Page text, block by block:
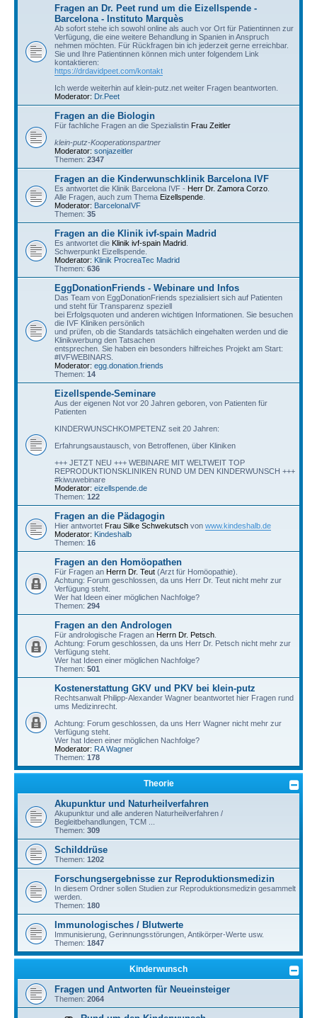
Fragen an Dr. Peet rund um die Eizellspende -
Barcelona - Instituto Marquès
Ab sofort stehe ich sowohl online als auch vor Ort für Patientinnen zur
Verfügung, die eine weitere Behandlung in Spanien in Anspruch
nehmen möchten. Für Rückfragen bin ich jederzeit gerne erreichbar.
Sie und Ihre Patientinnen können mich unter folgendem Link
kontaktieren:
https://drdavidpeet.com/kontakt
Ich werde weiterhin auf klein-putz.net weiter Fragen beantworten.
Moderator: Dr.Peet
Fragen an die Biologin
Für fachliche Fragen an die Spezialistin Frau Zeitler
klein-putz-Kooperationspartner
Moderator: sonjazeitler
Themen: 2347
Fragen an die Kinderwunschklinik Barcelona IVF
Es antwortet die Klinik Barcelona IVF - Herr Dr. Zamora Corzo
Alle Fragen, auch zum Thema Eizellspende
Moderator: BarcelonaIVF
Themen: 35
Fragen an die Klinik ivf-spain Madrid
Es antwortet die Klinik ivf-spain Madrid
Schwerpunkt Eizellspende.
Moderator: Klinik ProcreaTec Madrid
Themen: 636
EggDonationFriends - Webinare und Infos
Das Team von EggDonationFriends spezialisiert sich auf Patienten
und steht für Transparenz speziell
bei Erfolgsquoten und anderen wichtigen Informationen. Sie besuchen
die IVF Kliniken persönlich
und prüfen, ob die Standards tatsächlich eingehalten werden und die
Klinikwerbung den Tatsachen
entsprechen. Sie haben ein besonders hilfreiches Projekt am Start:
#IVFWEBINARS.
Moderator: egg.donation.friends
Themen: 14
Eizellspende-Seminare
Aus der eigenen Not vor 20 Jahren geboren, von Patienten für
Patienten
KINDERWUNSCHKOMPETENZ seit 20 Jahren:
Erfahrungsaustausch, von Betroffenen, über Kliniken
+++ JETZT NEU +++ WEBINARE MIT WELTWEIT TOP
REPRODUKTIONSKLINIKEN RUND UM DEN KINDERWUNSCH +++
#kiwuwebinare
Moderator: eizellspende.de
Themen: 122
Fragen an die Pädagogin
Hier antwortet Frau Silke Schwekutsch von www.kindeshalb.de
Moderator: Kindeshalb
Themen: 16
Fragen an den Homöopathen
Für Fragen an Herrn Dr. Teut (Arzt für Homöopathie).
Achtung: Forum geschlossen, da uns Herr Dr. Teut nicht mehr zur
Verfügung steht.
Wer hat Ideen einer möglichen Nachfolge?
Themen: 294
Fragen an den Andrologen
Für andrologische Fragen an Herrn Dr. Petsch
Achtung: Forum geschlossen, da uns Herr Dr. Petsch nicht mehr zur
Verfügung steht.
Wer hat Ideen einer möglichen Nachfolge?
Themen: 501
Kostenerstattung GKV und PKV bei klein-putz
Rechtsanwalt Philipp-Alexander Wagner beantwortet hier Fragen rund
ums Medizinrecht.
Achtung: Forum geschlossen, da uns Herr Wagner nicht mehr zur
Verfügung steht.
Wer hat Ideen einer möglichen Nachfolge?
Moderator: RA Wagner
Themen: 178
Theorie
Akupunktur und Naturheilverfahren
Akupunktur und alle anderen Naturheilverfahren /
Begleitbehandlungen, TCM ...
Themen: 309
Schilddrüse
Themen: 1202
Forschungsergebnisse zur Reproduktionsmedizin
In diesem Ordner sollen Studien zur Reproduktionsmedizin gesammelt
werden.
Themen: 180
Immunologisches / Blutwerte
Immunisierung, Gerinnungsstörungen, Antikörper-Werte usw.
Themen: 1847
Kinderwunsch
Fragen und Antworten für Neueinsteiger
Themen: 2064